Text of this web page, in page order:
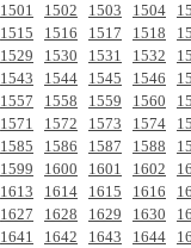
1501 1502 1503 1504
1515 1516 1517 1518
1529 1530 1531 1532
1543 1544 1545 1546
1557 1558 1559 1560
1571 1572 1573 1574
1585 1586 1587 1588
1599 1600 1601 1602
1613 1614 1615 1616
1627 1628 1629 1630
1641 1642 1643 1644